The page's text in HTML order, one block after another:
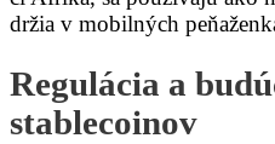
držia v mobilných
Regulácia a
stablecoinov